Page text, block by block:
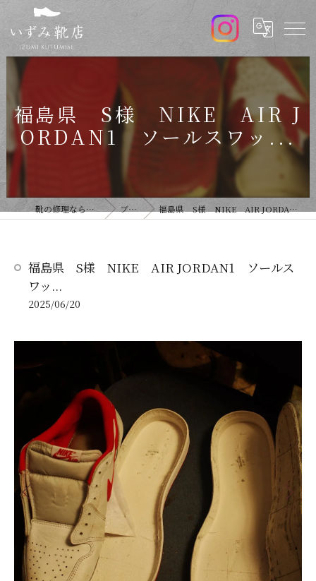
福島県 S様 NIKE AIR J
ORDAN1 ソールスワッ...
靴の修理ならいずみ靴店 ブログ 福島県 S様 NIKE AIR JORDAN1 ソールスワッ...
福島県 S様 NIKE AIR JORDAN1 ソールス
ワッ...
2025/06/20